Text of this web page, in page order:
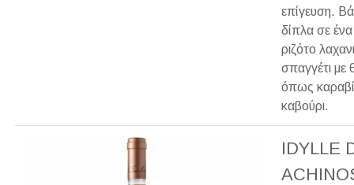
επίγευση.
δίπλα σε
ριζότο
σπαγγέτι με
όπως
καβούρι.
IDYLLE